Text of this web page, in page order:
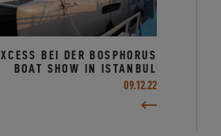
BEI DER BOSPHORUS
BOAT SHOW IN ISTANBUL
09.12.22